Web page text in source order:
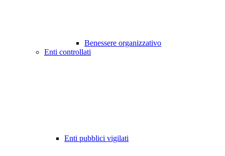
Benessere organizzativo
Enti controllati
Enti pubblici vigilati